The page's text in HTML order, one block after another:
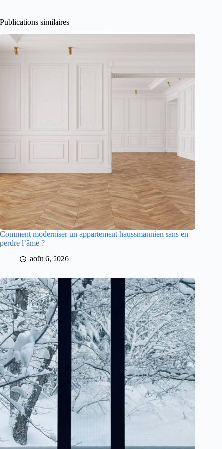
Publications similaires
Comment moderniser un appartement haussmannien sans en
perdre l’âme ?
août 6, 2026